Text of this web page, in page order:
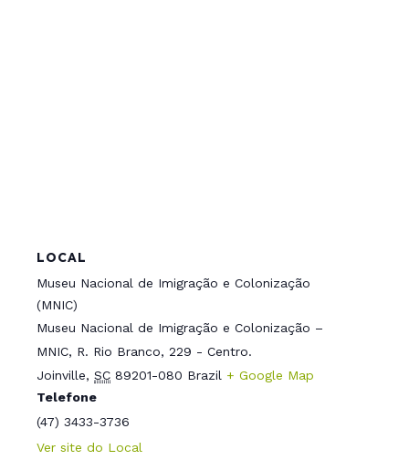
LOCAL
Museu Nacional de Imigração e Colonização
(MNIC)
Museu Nacional de Imigração e Colonização –
MNIC, R. Rio Branco, 229 - Centro.
Joinville, SC 89201-080 Brazil + Google Map
Telefone
(47) 3433-3736
Ver site do Local